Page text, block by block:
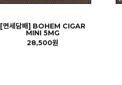
[면세담배] BOHEM CIGAR
MINI 5MG
28,500원